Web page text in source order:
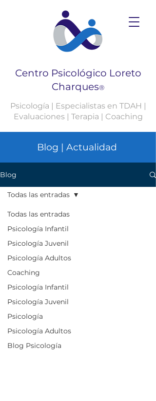
Centro Psicológico Loreto
Charques®
Psicología | Especialistas en TDAH |
Evaluaciones | Terapia | Coaching
Blog | Actualidad
Blog
Todas las entradas
Psicología Infantil
Psicología Juvenil
Psicología Adultos
Coaching
Psicología Infantil
Psicología Juvenil
Psicología
Psicología Adultos
Blog Psicología
Todas las entradas